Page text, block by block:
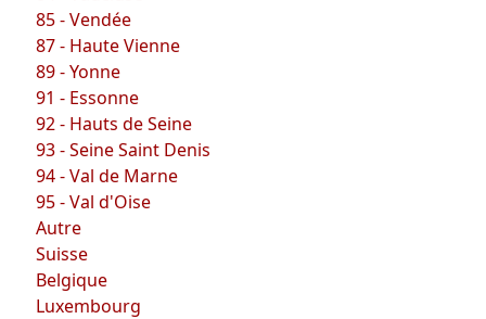
85 - Vendée
87 - Haute Vienne
89 - Yonne
91 - Essonne
92 - Hauts de Seine
93 - Seine Saint Denis
94 - Val de Marne
95 - Val d'Oise
Autre
Suisse
Belgique
Luxembourg